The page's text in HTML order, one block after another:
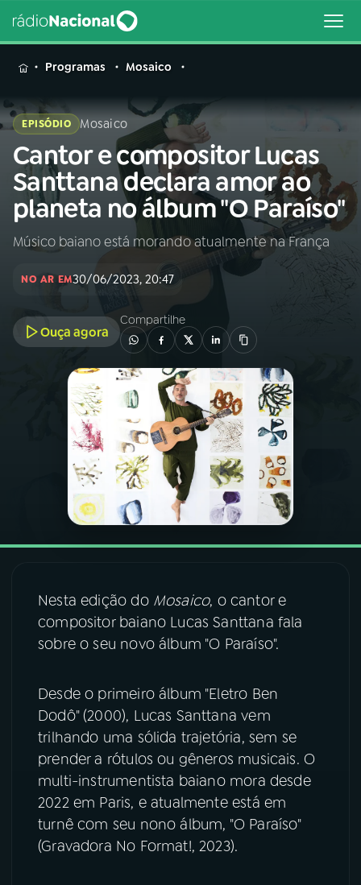
MENU
Buscar
na
Rádio
Nacional
Buscar
AO VIVO
02A RÁDIO
PROGRAMAÇÃO
PROGRAMAS
PODCASTS
ÚLTIMAS
ACOMPANHE A RÁDIO NACIONAL
YouTube
TikTok
Programas Mosaico
EPISÓDIO Mosaico
Cantor e compositor Lucas
Santtana declara amor ao
planeta no álbum "O Paraíso"
Músico baiano está morando atualmente na França
NO AR EM30/06/2023, 20:47
Ouça agora
Compartilhe
Nesta edição do Mosaico, o cantor e
compositor baiano Lucas Santtana fala
sobre o seu novo álbum "O Paraíso".
Desde o primeiro álbum "Eletro Ben
Dodô" (2000), Lucas Santtana vem
trilhando uma sólida trajetória, sem se
prender a rótulos ou gêneros musicais. O
multi-instrumentista baiano mora desde
2022 em Paris, e atualmente está em
turnê com seu nono álbum, "O Paraíso"
(Gravadora No Format!, 2023).